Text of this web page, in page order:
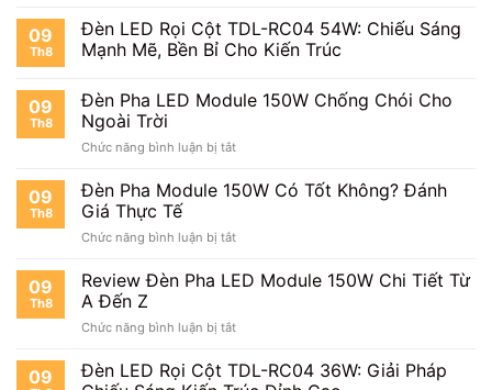
Suất
Thực
Bao
Pha
Module
150W
Chống
Đáng
09
Th8
Đèn LED Rọi Cột TDL-RC04 54W: Chiếu Sáng
Mạnh Mẽ, Bền Bỉ Cho Kiến Trúc
09
Th8
Đèn Pha LED Module 150W Chống Chói Cho
Ngoài Trời
Chức năng bình luận bị tắtở
Pha
LED
150W
Chói
Trời
09
Th8
Đèn Pha Module 150W Có Tốt Không? Đánh
Giá Thực Tế
Chức năng bình luận bị tắtở
Pha
Module
Có
Không?
Đánh
09
Th8
Review Đèn Pha LED Module 150W Chi Tiết Từ
A Đến Z
Chức năng bình luận bị tắtở
Đèn
Pha
09
Đèn LED Rọi Cột TDL-RC04 36W: Giải Pháp